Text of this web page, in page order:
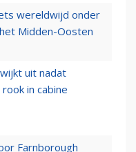
wereldwijd onder
Midden-Oosten
uit nadat
in cabine
Farnborough